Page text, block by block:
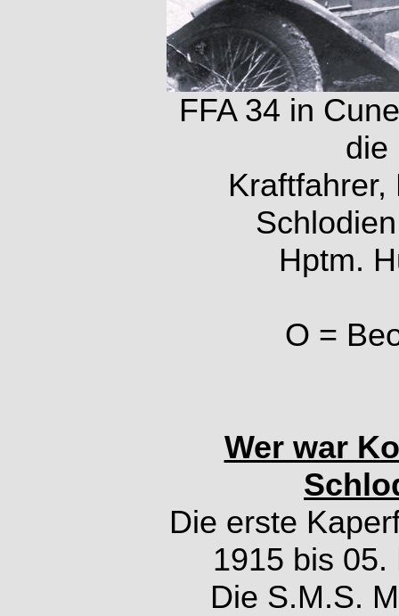
FFA 34 in
die
Hptm.
O =
Wer war
Die erste
1915 bis
Die S.M.S.